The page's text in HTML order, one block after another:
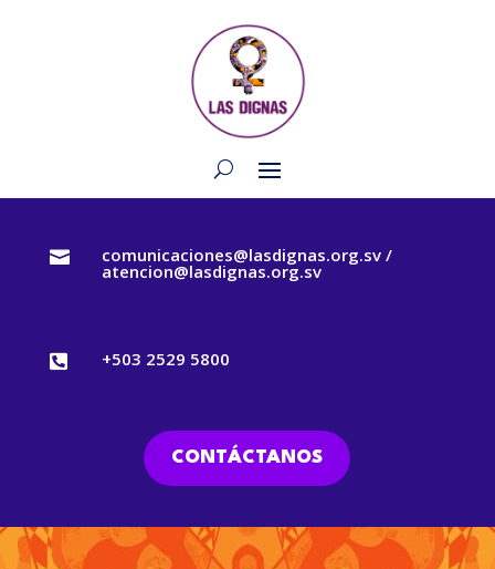
 comunicaciones@lasdignas.org.sv /
atencion@lasdignas.org.sv
 +503 2529 5800
CONTÁCTANOS